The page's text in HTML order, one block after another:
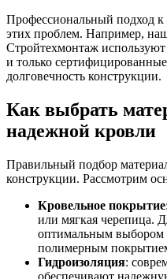
Профессиональный подход к
этих проблем. Например,
Стройтехмонтаж
и только
долговечность конструкции.
Как выбрать
надежной кровли
Правильный подбор
конструкции. Рассмотрим
Кровельное покрытие
или мягкая черепица.
оптимальным выбором
полимерным
Гидроизоляция:
обеспечивают